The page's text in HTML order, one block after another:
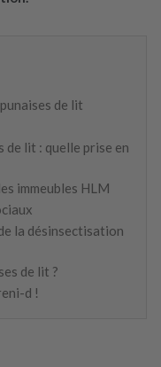
de lit
de lit : quelle prise en
immeubles HLM
la désinsectisation
de lit ?
d !